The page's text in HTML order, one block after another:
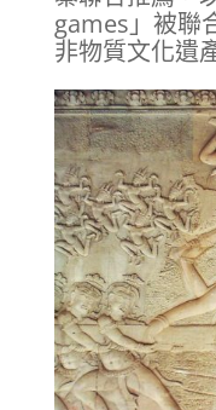
games」被聯
非物質文化遺